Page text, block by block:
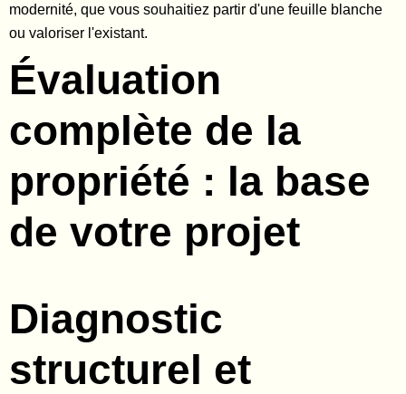
modernité, que vous souhaitiez partir d'une feuille blanche
ou valoriser l'existant.
Évaluation
complète de la
propriété : la base
de votre projet
Diagnostic
structurel et